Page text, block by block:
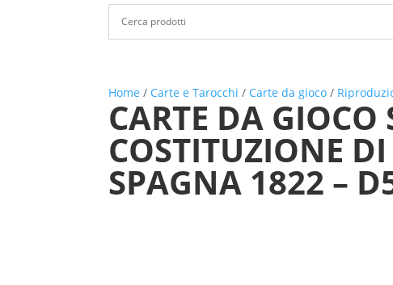
Home / Carte e Tarocchi / Carte da gioco /
CARTE DA GIOCO
COSTITUZIONE
SPAGNA 1822 –